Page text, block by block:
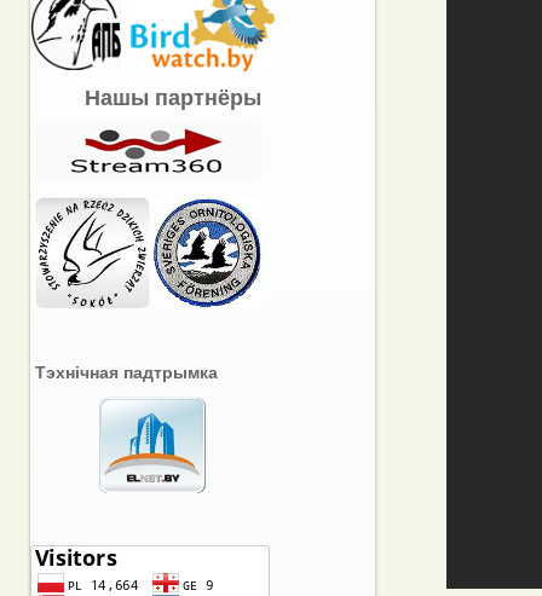
Нашы партнёры
Тэхнічная падтрымка